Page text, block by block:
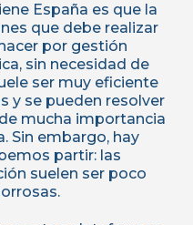
España es que la
que debe realizar
por gestión
sin necesidad de
ser muy eficiente
y se pueden resolver
mucha importancia
Sin embargo, hay
partir: las
suelen ser poco